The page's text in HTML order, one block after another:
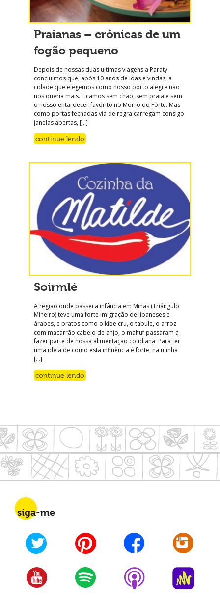
Praianas – crônicas de um
fogão pequeno
Depois de nossas duas ultimas viagens a Paraty
concluímos que, após 10 anos de idas e vindas, a
cidade que elegemos como nosso porto alegre não
nos queria mais. Ficamos sem chão, sem praia e sem
o nosso entardecer favorito no Morro do Forte. Mas
como portas fechadas via de regra carregam consigo
janelas abertas, […]
continue lendo
Soirmlé
A região onde passei a infância em Minas (Triângulo
Mineiro) teve uma forte imigração de libaneses e
árabes, e pratos como o kibe cru, o tabule, o arroz
com macarrão cabelo de anjo, o malfuf passaram a
fazer parte de nossa alimentação cotidiana. Para ter
uma idéia de como esta influência é forte, na minha
[…]
continue lendo
siga-me